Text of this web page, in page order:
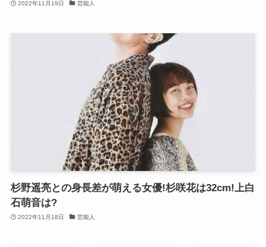
2022年11月19日 芸能人
杉野遥亮との身長差が萌える女優!杉咲花は32cm!上白
石萌音は?
2022年11月18日 芸能人